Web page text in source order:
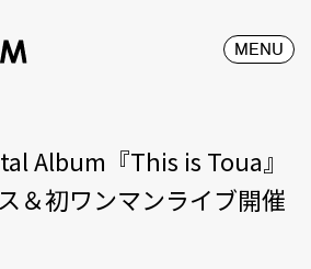
MENU
Album『This is Toua』
＆初ワンマンライブ開催